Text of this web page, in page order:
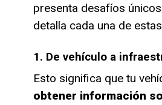
presenta desafíos
detalla cada una de
1. De vehículo a
Esto significa que tu
obtener información